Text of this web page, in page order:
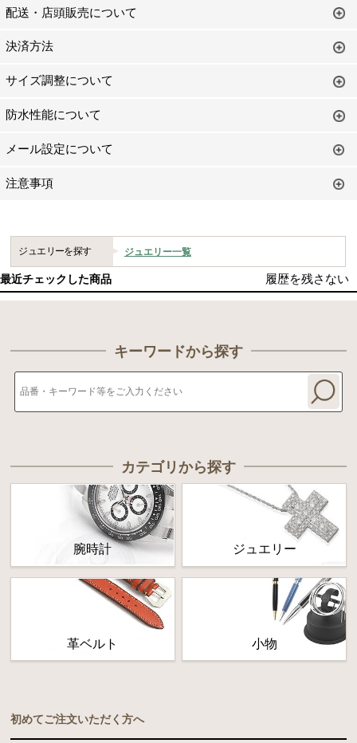
配送・店頭販売について
決済方法
サイズ調整について
防水性能について
メール設定について
注意事項
ジュエリーを探す ジュエリー一覧
最近チェックした商品 履歴を残さない
キーワードから探す
カテゴリから探す
腕時計 ジュエリー
革ベルト 小物
初めてご注文いただく方へ